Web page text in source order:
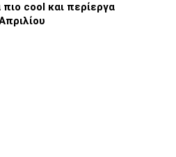
cool και περίεργα